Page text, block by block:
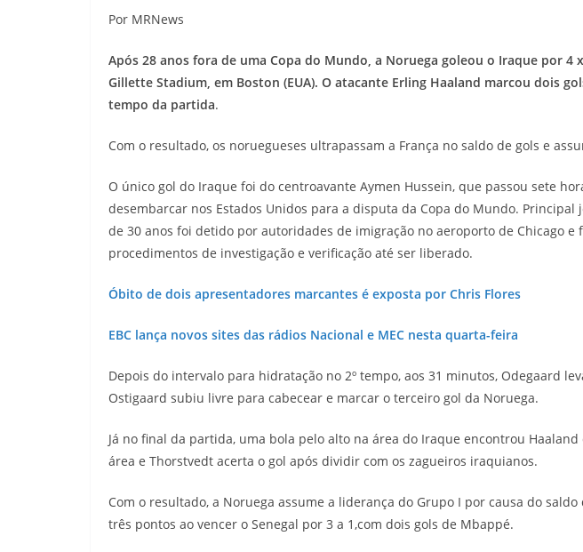
Por MRNews
Após 28 anos fora de uma Copa do Mundo, a Noruega goleou o Iraque por 4
Gillette Stadium, em Boston (EUA). O atacante Erling Haaland marcou dois
tempo da partida.
Com o resultado, os noruegueses ultrapassam a França no saldo de gols e
O único gol do Iraque foi do centroavante Aymen Hussein, que passou sete
desembarcar nos Estados Unidos para a disputa da Copa do Mundo. Principal
de 30 anos foi detido por autoridades de imigração no aeroporto de Chicago e
procedimentos de investigação e verificação até ser liberado.
Óbito de dois apresentadores marcantes é exposta por Chris Flores
EBC lança novos sites das rádios Nacional e MEC nesta quarta-feira
Depois do intervalo para hidratação no 2º tempo, aos 31 minutos, Odegaard
Ostigaard subiu livre para cabecear e marcar o terceiro gol da Noruega.
Já no final da partida, uma bola pelo alto na área do Iraque encontrou
área e Thorstvedt acerta o gol após dividir com os zagueiros iraquianos.
Com o resultado, a Noruega assume a liderança do Grupo I por causa do
três pontos ao vencer o Senegal por 3 a 1,com dois gols de Mbappé.